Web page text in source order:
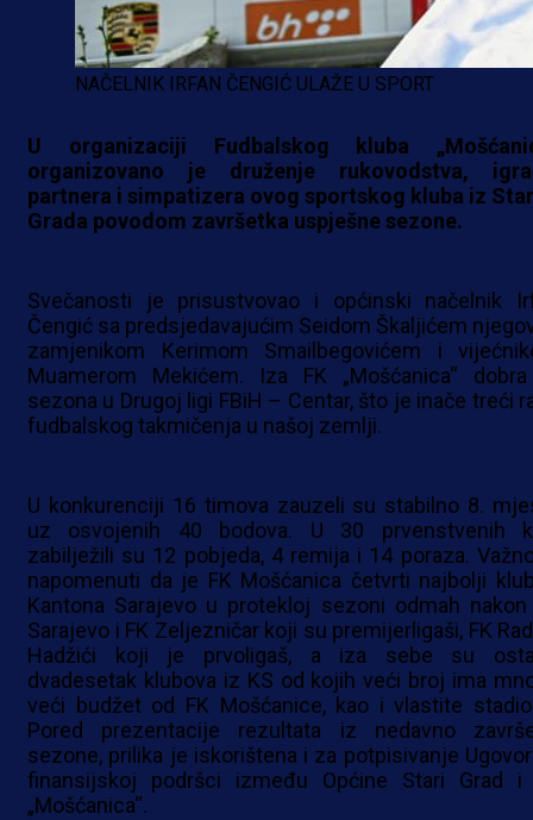
NAČELNIK IRFAN ČENGIĆ ULAŽE U SPORT
U organizaciji Fudbalskog kluba
organizovano je druženje rukovodstva,
partnera i simpatizera ovog sportskog kluba iz
Grada povodom završetka uspješne sezone.
Svečanosti je prisustvovao i općinski načelnik
Čengić sa predsjedavajućim Seidom Škaljićem
zamjenikom Kerimom Smailbegovićem i
Muamerom Mekićem. Iza FK „Mošćanica“
sezona u Drugoj ligi FBiH – Centar, što je inače treći
fudbalskog takmičenja u našoj zemlji.
U konkurenciji 16 timova zauzeli su stabilno 8.
uz osvojenih 40 bodova. U 30 prvenstvenih
zabilježili su 12 pobjeda, 4 remija i 14 poraza.
napomenuti da je FK Mošćanica četvrti najbolji
Kantona Sarajevo u protekloj sezoni odmah nakon
Sarajevo i FK Zeljezničar koji su premijerligaši, FK
Hadžići koji je prvoligaš, a iza sebe su
dvadesetak klubova iz KS od kojih veći broj ima
veći budžet od FK Mošćanice, kao i vlastite
Pored prezentacije rezultata iz nedavno
sezone, prilika je iskorištena i za potpisivanje
finansijskoj podršci između Općine Stari Grad i
„Mošćanica“.